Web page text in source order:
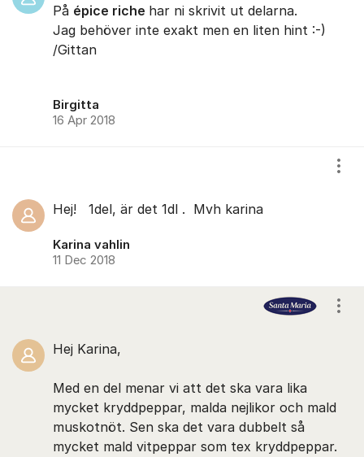
På épice riche har ni skrivit ut delarna.
Jag behöver inte exakt men en liten hint :-)
/Gittan
Birgitta
16 Apr 2018
Hej! 1del, är det 1dl . Mvh karina
Karina vahlin
11 Dec 2018
Hej Karina,
Med en del menar vi att det ska vara lika
mycket kryddpeppar, malda nejlikor och mald
muskotnöt. Sen ska det vara dubbelt så
mycket mald vitpeppar som tex kryddpeppar.